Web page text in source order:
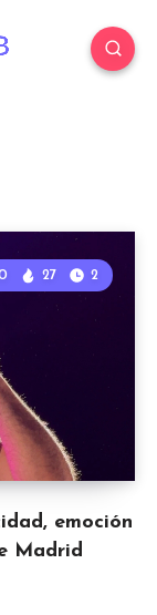
emoción
Madrid
27 2